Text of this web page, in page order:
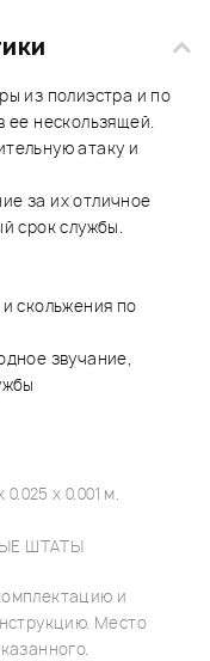
из полиэстра и по
ее нескользящей.
атаку и
за их отличное
срок службы.
скольжения по
звучание,
x 0.001 м.
ШТАТЫ
и
Место